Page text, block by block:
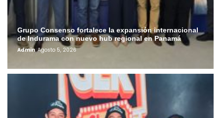
Grupo Consenso fortalece la expansión internacional
de Indurama con nuevo hub regional en Panamá
Admin Agosto 5, 2026